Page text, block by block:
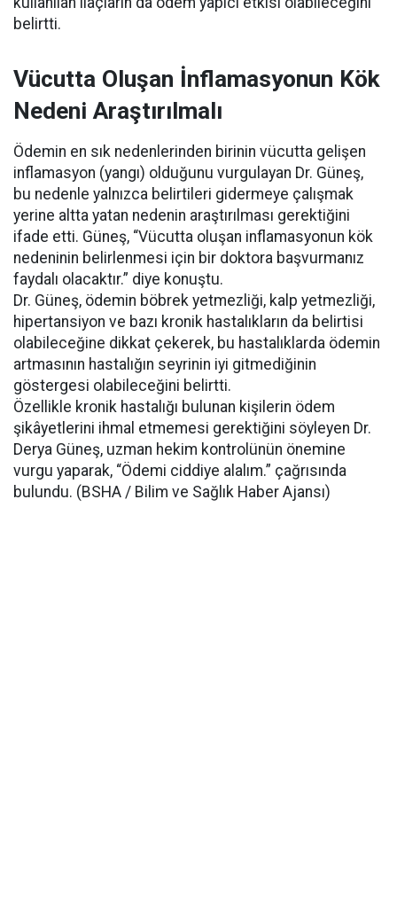
belirtti.
Vücutta Oluşan İnflamasyonun Kök
Nedeni Araştırılmalı
Ödemin en sık nedenlerinden birinin vücutta gelişen
inflamasyon (yangı) olduğunu vurgulayan Dr. Güneş,
bu nedenle yalnızca belirtileri gidermeye çalışmak
yerine altta yatan nedenin araştırılması gerektiğini
ifade etti. Güneş, “Vücutta oluşan inflamasyonun kök
nedeninin belirlenmesi için bir doktora başvurmanız
faydalı olacaktır.” diye konuştu.
Dr. Güneş, ödemin böbrek yetmezliği, kalp yetmezliği,
hipertansiyon ve bazı kronik hastalıkların da belirtisi
olabileceğine dikkat çekerek, bu hastalıklarda ödemin
artmasının hastalığın seyrinin iyi gitmediğinin
göstergesi olabileceğini belirtti.
Özellikle kronik hastalığı bulunan kişilerin ödem
şikâyetlerini ihmal etmemesi gerektiğini söyleyen Dr.
Derya Güneş, uzman hekim kontrolünün önemine
vurgu yaparak, “Ödemi ciddiye alalım.” çağrısında
bulundu. (BSHA / Bilim ve Sağlık Haber Ajansı)